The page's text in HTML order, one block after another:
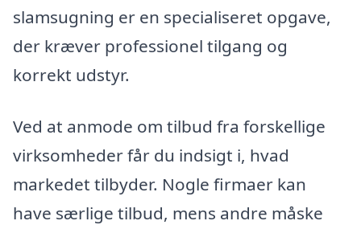
slamsugning er en specialiseret opgave,
der kræver professionel tilgang og
korrekt udstyr.
Ved at anmode om tilbud fra forskellige
virksomheder får du indsigt i, hvad
markedet tilbyder. Nogle firmaer kan
have særlige tilbud, mens andre måske